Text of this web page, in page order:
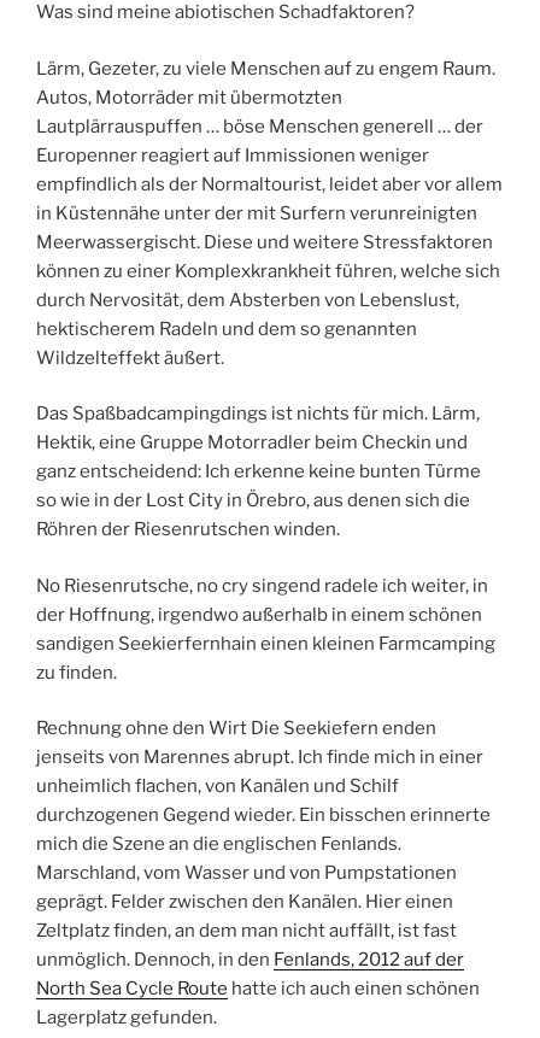
Was sind meine abiotischen Schadfaktoren?
Lärm, Gezeter, zu viele Menschen auf zu engem Raum.
Autos, Motorräder mit übermotzten
Lautplärrauspuffen … böse Menschen generell … der
Europenner reagiert auf Immissionen weniger
empfindlich als der Normaltourist, leidet aber vor allem
in Küstennähe unter der mit Surfern verunreinigten
Meerwassergischt. Diese und weitere Stressfaktoren
können zu einer Komplexkrankheit führen, welche sich
durch Nervosität, dem Absterben von Lebenslust,
hektischerem Radeln und dem so genannten
Wildzelteffekt äußert.
Das Spaßbadcampingdings ist nichts für mich. Lärm,
Hektik, eine Gruppe Motorradler beim Checkin und
ganz entscheidend: Ich erkenne keine bunten Türme
so wie in der Lost City in Örebro, aus denen sich die
Röhren der Riesenrutschen winden.
No Riesenrutsche, no cry singend radele ich weiter, in
der Hoffnung, irgendwo außerhalb in einem schönen
sandigen Seekierfernhain einen kleinen Farmcamping
zu finden.
Rechnung ohne den Wirt Die Seekiefern enden
jenseits von Marennes abrupt. Ich finde mich in einer
unheimlich flachen, von Kanälen und Schilf
durchzogenen Gegend wieder. Ein bisschen erinnerte
mich die Szene an die englischen Fenlands.
Marschland, vom Wasser und von Pumpstationen
geprägt. Felder zwischen den Kanälen. Hier einen
Zeltplatz finden, an dem man nicht auffällt, ist fast
unmöglich. Dennoch, in den Fenlands, 2012 auf der
North Sea Cycle Route hatte ich auch einen schönen
Lagerplatz gefunden.